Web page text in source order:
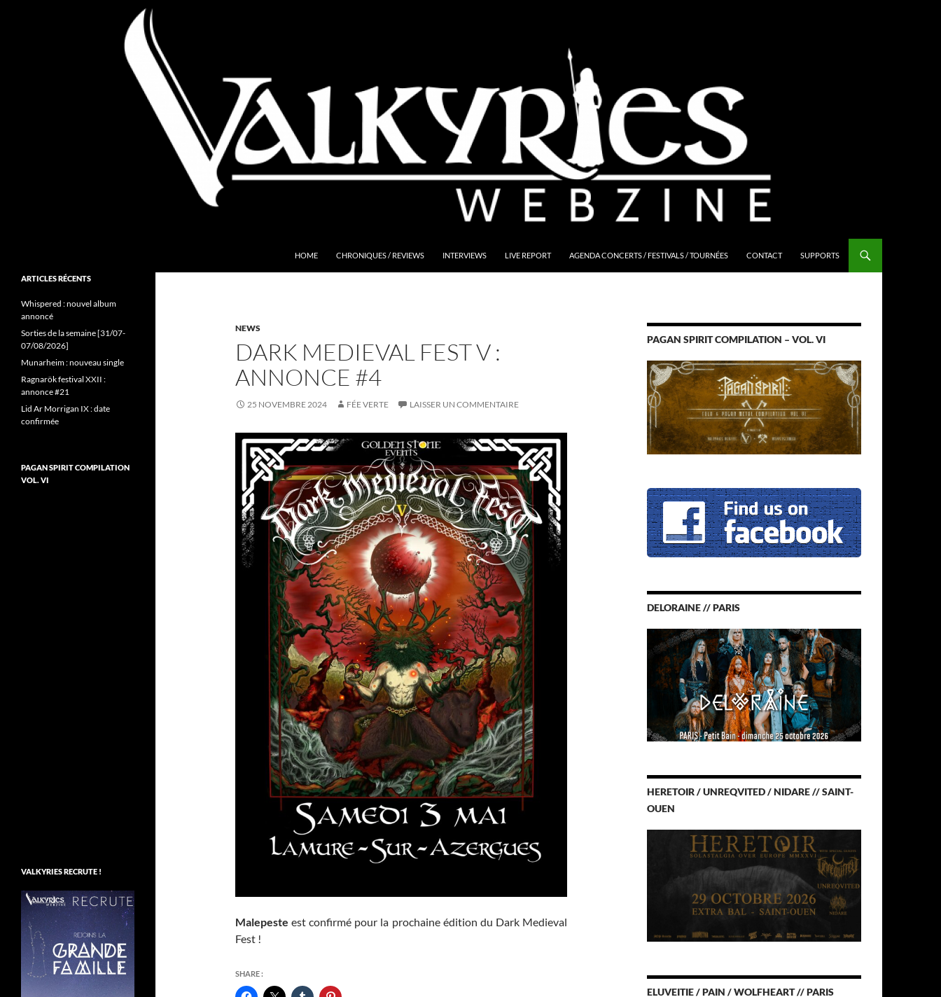
HOME CHRONIQUES / REVIEWS INTERVIEWS LIVE REPORT AGENDA CONCERTS / FESTIVALS / TOURNÉES CONTACT SUPPORTS
NEWS
DARK MEDIEVAL FEST V :
ANNONCE #4
25 NOVEMBRE 2024 FÉE VERTE LAISSER UN COMMENTAIRE
Malepeste est confirmé pour la prochaine édition du Dark Medieval
Fest !
SHARE :
PAGAN SPIRIT COMPILATION – VOL. VI
DELORAINE // PARIS
HERETOIR / UNREQVITED / NIDARE // SAINT-
OUEN
ELUVEITIE / PAIN / WOLFHEART // PARIS
Folk Pagan Webzine
ARTICLES RÉCENTS
Whispered : nouvel album
annoncé
Sorties de la semaine [31/07-
07/08/2026]
Munarheim : nouveau single
Ragnarök festival XXII :
annonce #21
Lid Ar Morrigan IX : date
confirmée
PAGAN SPIRIT COMPILATION
VOL. VI
VALKYRIES RECRUTE !